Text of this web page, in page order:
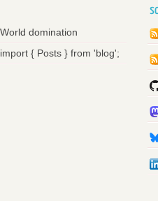
World domination
import { Posts } from 'blog';